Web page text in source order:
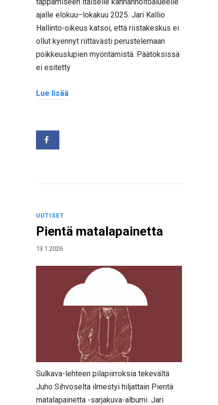
ajalle elokuu–lokakuu 2025. Jari Kallio
Hallinto-oikeus katsoi, että riistakeskus ei
ollut kyennyt riittävästi perustelemaan
poikkeuslupien myöntämistä. Päätöksissä
ei esitetty
Lue lisää
UUTISET
Pientä matalapainetta
13.1.2026
Sulkava-lehteen pilapiirroksia tekevältä
Juho Sihvoselta ilmestyi hiljattain Pientä
matalapainetta -sarjakuva-albumi. Jari